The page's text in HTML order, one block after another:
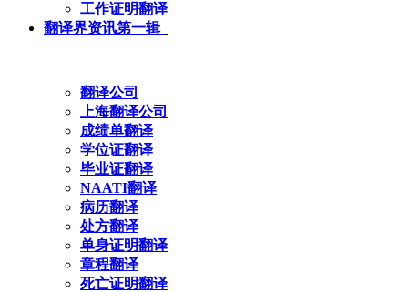
工作证明翻译
翻译界资讯第一辑
翻译公司
上海翻译公司
成绩单翻译
学位证翻译
毕业证翻译
NAATI翻译
病历翻译
处方翻译
单身证明翻译
章程翻译
死亡证明翻译